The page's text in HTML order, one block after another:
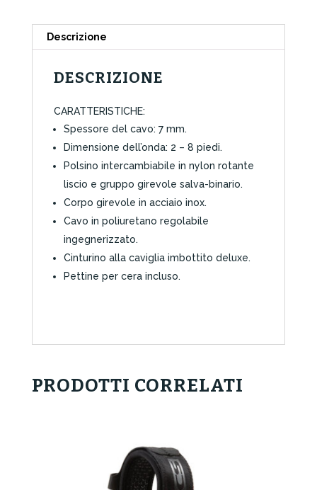
quantità
Descrizione
DESCRIZIONE
CARATTERISTICHE:
Spessore del cavo: 7 mm.
Dimensione dell’onda: 2 – 8 piedi.
Polsino intercambiabile in nylon rotante
liscio e gruppo girevole salva-binario.
Corpo girevole in acciaio inox.
Cavo in poliuretano regolabile
ingegnerizzato.
Cinturino alla caviglia imbottito deluxe.
Pettine per cera incluso.
PRODOTTI CORRELATI